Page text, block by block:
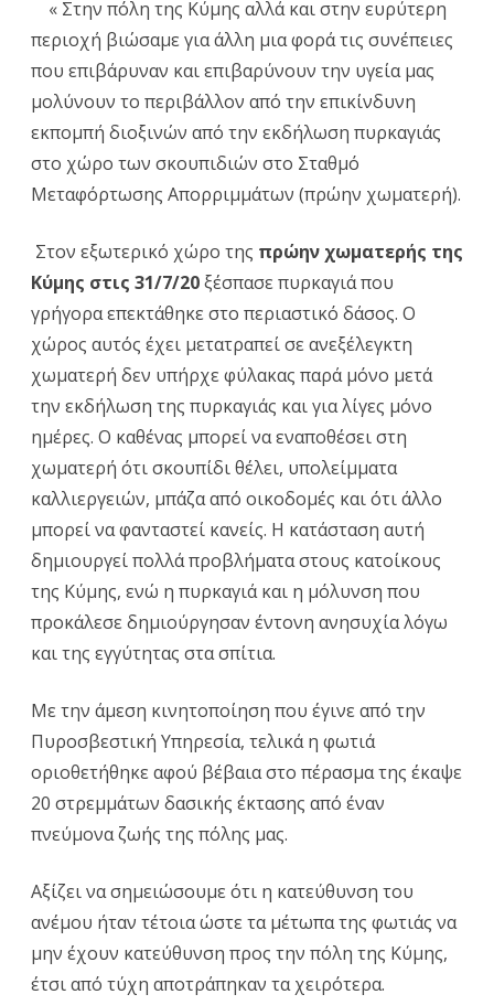
« Στην πόλη της Κύμης αλλά και στην ευρύτερη
περιοχή βιώσαμε για άλλη μια φορά τις συνέπειες
που επιβάρυναν και επιβαρύνουν την υγεία μας
μολύνουν το περιβάλλον από την επικίνδυνη
εκπομπή διοξινών από την εκδήλωση πυρκαγιάς
στο χώρο των σκουπιδιών στο Σταθμό
Μεταφόρτωσης Απορριμμάτων (πρώην χωματερή).
Στον εξωτερικό χώρο της πρώην χωματερής της
Κύμης στις 31/7/20ξέσπασε πυρκαγιά που
γρήγορα επεκτάθηκε στο περιαστικό δάσος. Ο
χώρος αυτός έχει μετατραπεί σε ανεξέλεγκτη
χωματερή δεν υπήρχε φύλακας παρά μόνο μετά
την εκδήλωση της πυρκαγιάς και για λίγες μόνο
ημέρες. Ο καθένας μπορεί να εναποθέσει στη
χωματερή ότι σκουπίδι θέλει, υπολείμματα
καλλιεργειών, μπάζα από οικοδομές και ότι άλλο
μπορεί να φανταστεί κανείς. Η κατάσταση αυτή
δημιουργεί πολλά προβλήματα στους κατοίκους
της Κύμης, ενώ η πυρκαγιά και η μόλυνση που
προκάλεσε δημιούργησαν έντονη ανησυχία λόγω
και της εγγύτητας στα σπίτια.
Με την άμεση κινητοποίηση που έγινε από την
Πυροσβεστική Υπηρεσία, τελικά η φωτιά
οριοθετήθηκε αφού βέβαια στο πέρασμα της έκαψε
20 στρεμμάτων δασικής έκτασης από έναν
πνεύμονα ζωής της πόλης μας.
Αξίζει να σημειώσουμε ότι η κατεύθυνση του
ανέμου ήταν τέτοια ώστε τα μέτωπα της φωτιάς να
μην έχουν κατεύθυνση προς την πόλη της Κύμης,
έτσι από τύχη αποτράπηκαν τα χειρότερα.